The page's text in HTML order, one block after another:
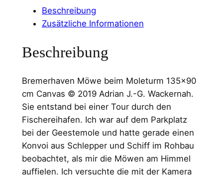
Beschreibung
Zusätzliche Informationen
Beschreibung
Bremerhaven Möwe beim Moleturm 135×90
cm Canvas © 2019 Adrian J.-G. Wackernah.
Sie entstand bei einer Tour durch den
Fischereihafen. Ich war auf dem Parkplatz
bei der Geestemole und hatte gerade einen
Konvoi aus Schlepper und Schiff im Rohbau
beobachtet, als mir die Möwen am Himmel
auffielen. Ich versuchte die mit der Kamera